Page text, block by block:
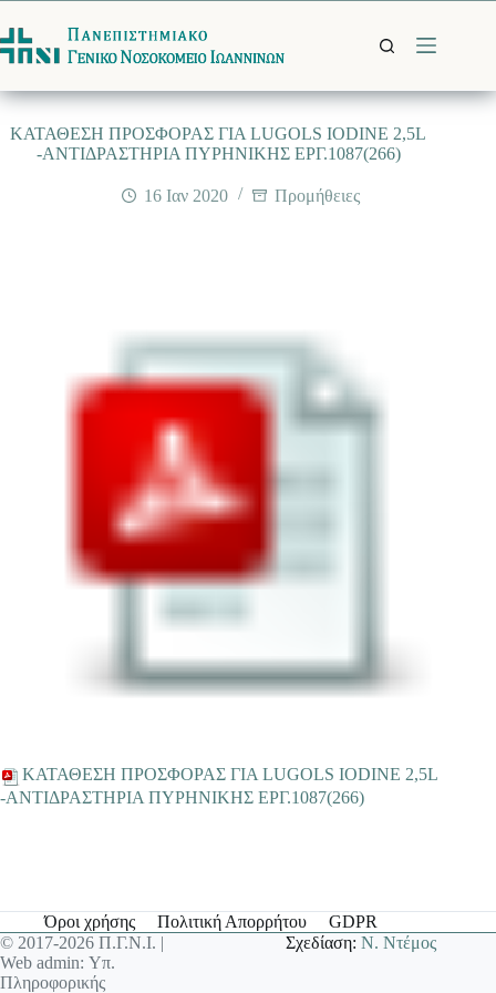
στο
περιεχόμενο
ΚΑΤΑΘΕΣΗ ΠΡΟΣΦΟΡΑΣ ΓΙΑ LUGOLS IODINE 2,5L
-ΑΝΤΙΔΡΑΣΤΗΡΙΑ ΠΥΡΗΝΙΚΗΣ EΡΓ.1087(266)
16 Ιαν 2020 Προμήθειες
ΚΑΤΑΘΕΣΗ ΠΡΟΣΦΟΡΑΣ ΓΙΑ LUGOLS IODINE 2,5L
-ΑΝΤΙΔΡΑΣΤΗΡΙΑ ΠΥΡΗΝΙΚΗΣ EΡΓ.1087(266)
Όροι χρήσης Πολιτική Απορρήτου
GDPR
© 2017-2026 Π.Γ.Ν.Ι. |
Web admin: Υπ.
Πληροφορικής
Σχεδίαση:Ν. Ντέμος